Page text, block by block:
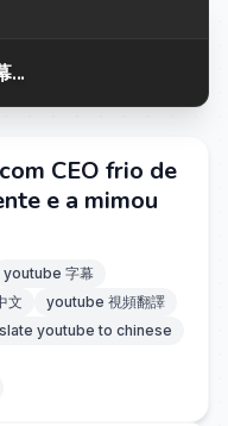
...
CEO frio de
e a mimou
youtube 字幕
文
youtube 視頻翻譯
youtube to chinese